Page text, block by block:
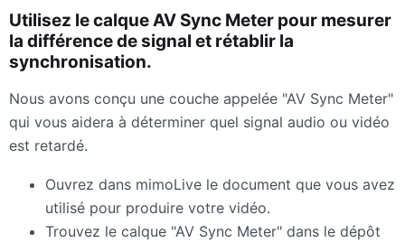
Utilisez le calque AV Sync Meter pour mesurer
la différence de signal et rétablir la
synchronisation.
Nous avons conçu une couche appelée "AV Sync Meter"
qui vous aidera à déterminer quel signal audio ou vidéo
est retardé.
Ouvrez dans mimoLive le document que vous avez
utilisé pour produire votre vidéo.
Trouvez le calque "AV Sync Meter" dans le dépôt